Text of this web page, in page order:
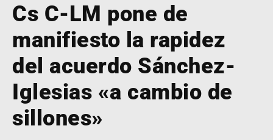
Cs C-LM pone de
manifiesto la rapidez
del acuerdo Sánchez-
Iglesias «a cambio de
sillones»